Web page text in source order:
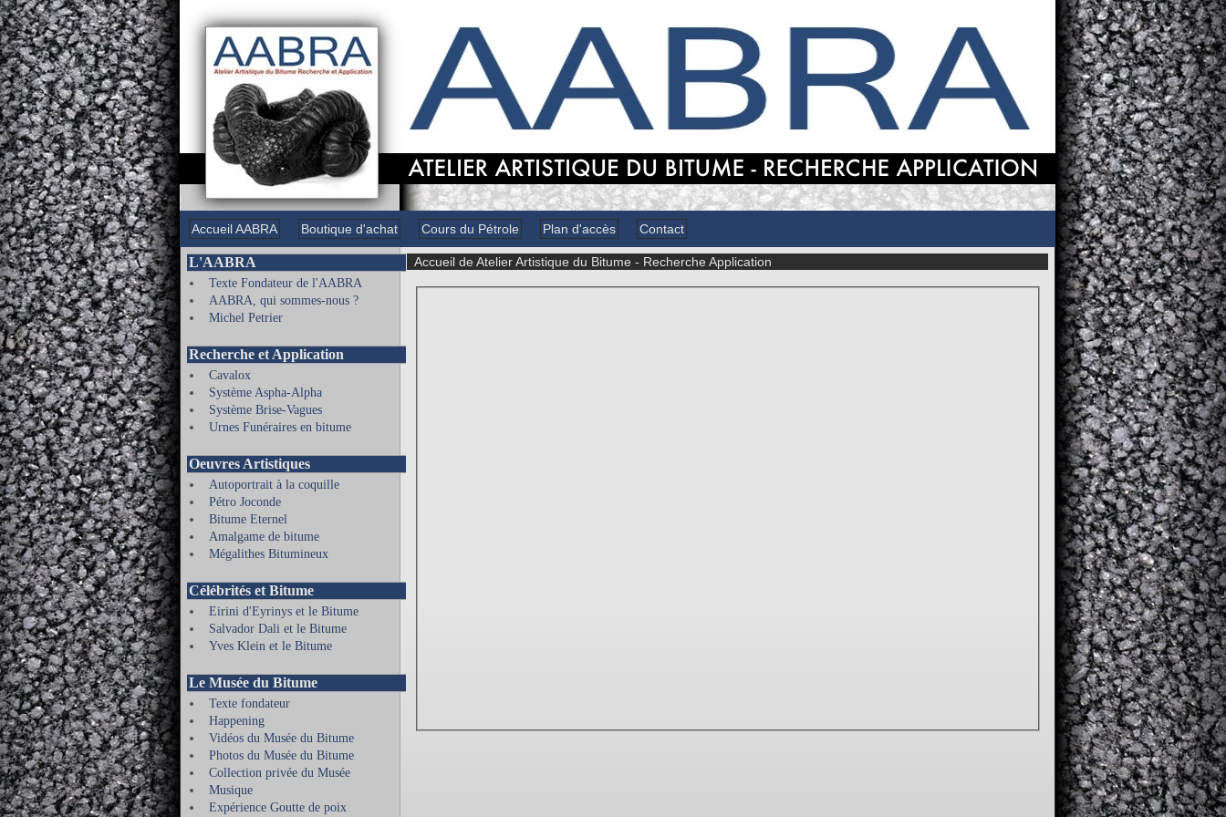
Accueil AABRA Boutique d'achat Cours du Pétrole Plan d'accès Contact
L'AABRA
Texte Fondateur de l'AABRA
AABRA, qui sommes-nous ?
Michel Petrier
Recherche et Application
Cavalox
Système Aspha-Alpha
Système Brise-Vagues
Urnes Funéraires en bitume
Oeuvres Artistiques
Autoportrait à la coquille
Pétro Joconde
Bitume Eternel
Amalgame de bitume
Mégalithes Bitumineux
Célébrités et Bitume
Eirini d'Eyrinys et le Bitume
Salvador Dali et le Bitume
Yves Klein et le Bitume
Le Musée du Bitume
Texte fondateur
Happening
Vidéos du Musée du Bitume
Photos du Musée du Bitume
Collection privée du Musée
Musique
Expérience Goutte de poix
Accueil de Atelier Artistique du Bitume - Recherche Application